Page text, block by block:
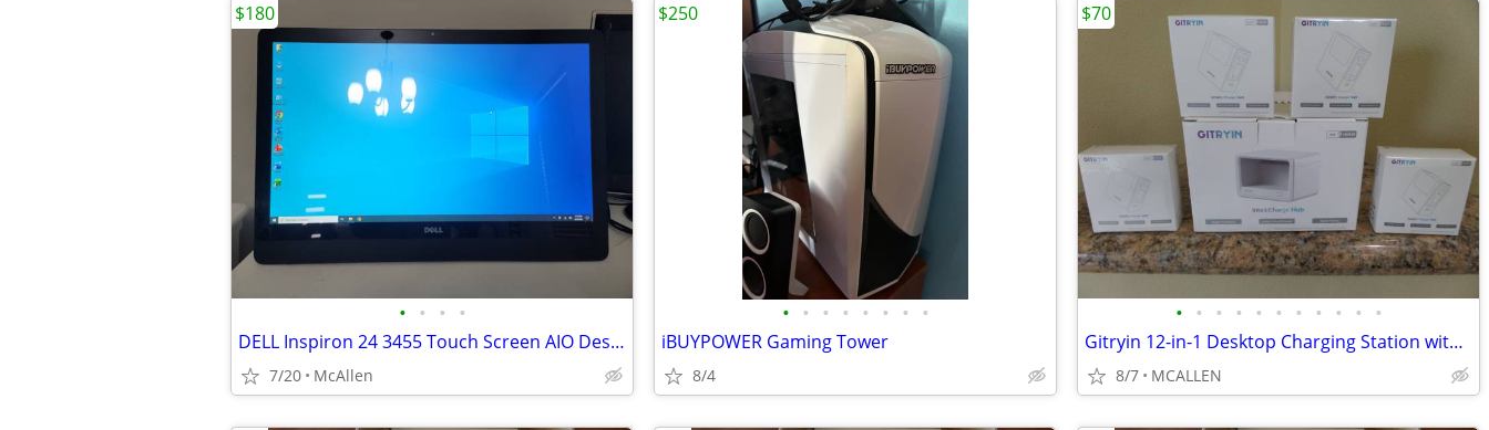
• • • •
DELL Inspiron 24 3455 Touch Screen AIO Desk Computer
7/20 McAllen
$180
• • • • • • • •
iBUYPOWER Gaming Tower
8/4
$250
• • • • • • • • • • •
Gitryin 12-in-1 Desktop Charging Station with 4 Retractable Wall Charg
8/7 MCALLEN
$70